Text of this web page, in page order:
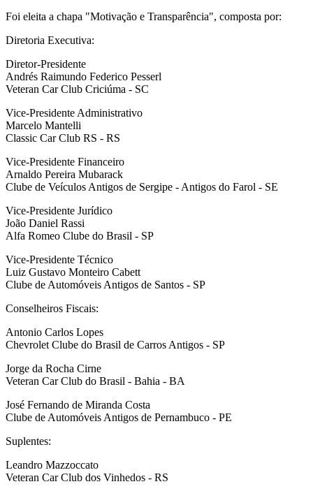
Foi eleita a chapa "Motivação e Transparência", composta por:
Diretoria Executiva:
Diretor-Presidente
Andrés Raimundo Federico Pesserl
Veteran Car Club Criciúma - SC
Vice-Presidente Administrativo
Marcelo Mantelli
Classic Car Club RS - RS
Vice-Presidente Financeiro
Arnaldo Pereira Mubarack
Clube de Veículos Antigos de Sergipe - Antigos do Farol - SE
Vice-Presidente Jurídico
João Daniel Rassi
Alfa Romeo Clube do Brasil - SP
Vice-Presidente Técnico
Luiz Gustavo Monteiro Cabett
Clube de Automóveis Antigos de Santos - SP
Conselheiros Fiscais:
Antonio Carlos Lopes
Chevrolet Clube do Brasil de Carros Antigos - SP
Jorge da Rocha Cirne
Veteran Car Club do Brasil - Bahia - BA
José Fernando de Miranda Costa
Clube de Automóveis Antigos de Pernambuco - PE
Suplentes:
Leandro Mazzoccato
Veteran Car Club dos Vinhedos - RS